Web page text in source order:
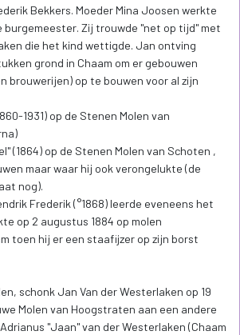
Bekkers. Moeder Mina Joosen werkte
burgemeester. Zij trouwde "net op tijd" met
die het kind wettigde. Jan ontving
grond in Chaam om er gebouwen
brouwerijen) op te bouwen voor al zijn
1931) op de Stenen Molen van
(1864) op de Stenen Molen van Schoten ,
maar waar hij ook verongelukte (de
nog).
Frederik (°1868) leerde eveneens het
op 2 augustus 1884 op molen
toen hij er een staafijzer op zijn borst
schonk Jan Van der Westerlaken op 19
Molen van Hoogstraten aan een andere
"Jaan" van der Westerlaken (Chaam